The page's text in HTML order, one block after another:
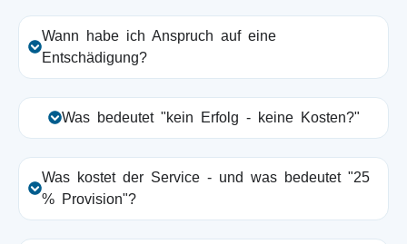
Wann habe ich Anspruch auf eine
Entschädigung?
Was bedeutet "kein Erfolg - keine Kosten?"
Was kostet der Service - und was bedeutet "25
% Provision"?